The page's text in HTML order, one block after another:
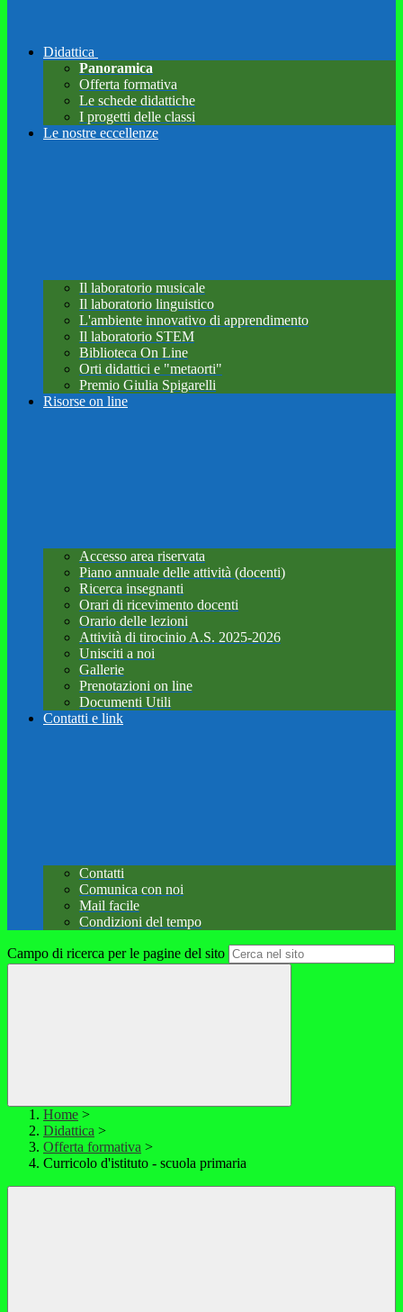
Didattica
Panoramica
Offerta formativa
Le schede didattiche
I progetti delle classi
Le nostre eccellenze
Il laboratorio musicale
Il laboratorio linguistico
L'ambiente innovativo di apprendimento
Il laboratorio STEM
Biblioteca On Line
Orti didattici e "metaorti"
Premio Giulia Spigarelli
Risorse on line
Accesso area riservata
Piano annuale delle attività (docenti)
Ricerca insegnanti
Orari di ricevimento docenti
Orario delle lezioni
Attività di tirocinio A.S. 2025-2026
Unisciti a noi
Gallerie
Prenotazioni on line
Documenti Utili
Contatti e link
Contatti
Comunica con noi
Mail facile
Condizioni del tempo
Campo di ricerca per le pagine del sito
Home >
Didattica >
Offerta formativa >
Curricolo d'istituto - scuola primaria